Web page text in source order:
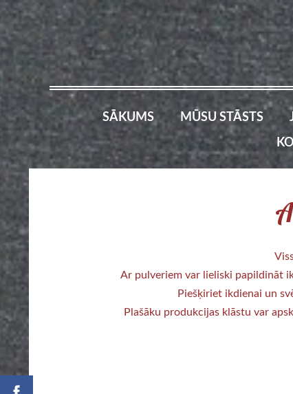
SĀKUMS MŪSU STĀSTS
Ar pulveriem var lieliski papildināt
Piešķiriet ikdienai un
Plašāku produkcijas klāstu var